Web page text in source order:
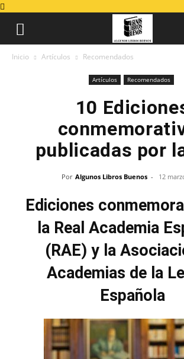
Inicio Artículos Recomendados
Artículos Recomendados
10
publicadas por
Por Algunos Libros Buenos - 12
Ediciones
la Real Academia
(RAE) y la
Academias de la
Española